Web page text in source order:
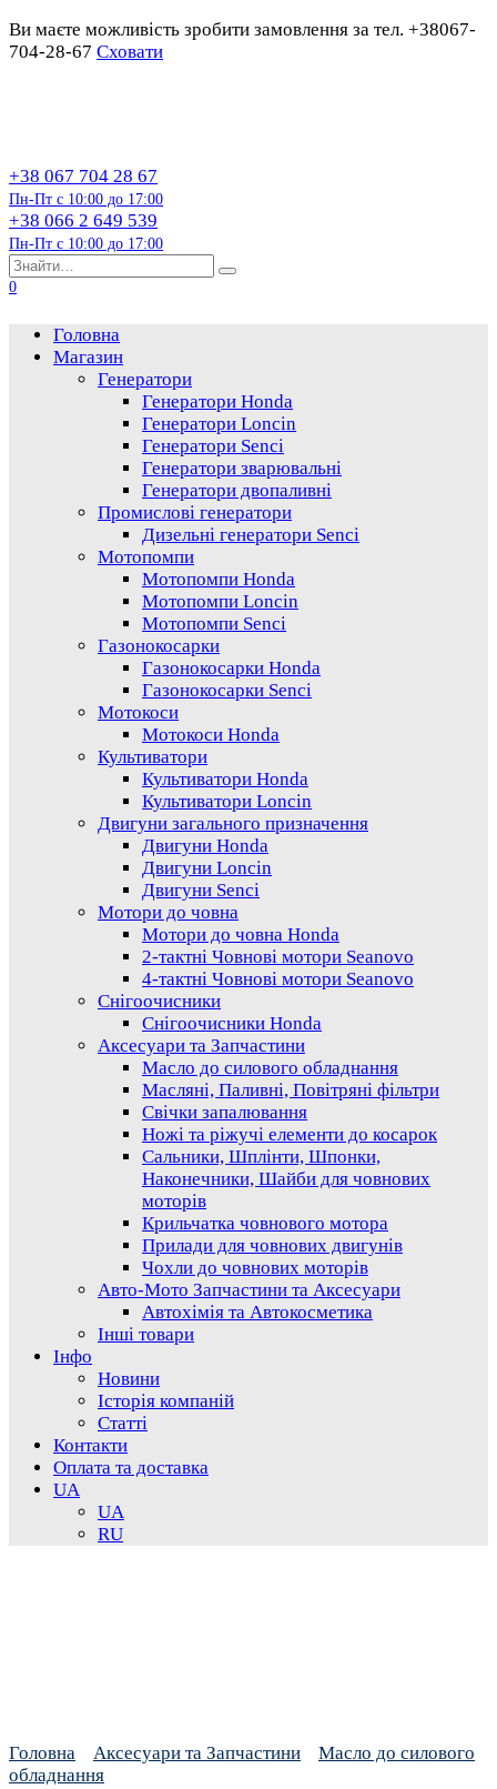
Ви маєте можливість зробити замовлення за тел. +38067-
704-28-67 Сховати
+38 067 704 28 67
Пн-Пт с 10:00 до 17:00
+38 066 2 649 539
Пн-Пт с 10:00 до 17:00
Пошук…
0
Головна
Магазин
Генератори
Генератори Honda
Генератори Loncin
Генератори Senci
Генератори зварювальні
Генератори двопаливні
Промислові генератори
Дизельні генератори Senci
Мотопомпи
Мотопомпи Honda
Мотопомпи Loncin
Мотопомпи Senci
Газонокосарки
Газонокосарки Honda
Газонокосарки Senci
Мотокоси
Мотокоси Honda
Культиватори
Культиватори Honda
Культиватори Loncin
Двигуни загального призначення
Двигуни Honda
Двигуни Loncin
Двигуни Senci
Мотори до човна
Мотори до човна Honda
2-тактні Човнові мотори Seanovo
4-тактні Човнові мотори Seanovo
Снігоочисники
Снігоочисники Honda
Аксесуари та Запчастини
Масло до силового обладнання
Масляні, Паливні, Повітряні фільтри
Свічки запалювання
Ножі та ріжучі елементи до косарок
Сальники, Шплінти, Шпонки,
Наконечники, Шайби для човнових
моторів
Крильчатка човнового мотора
Прилади для човнових двигунів
Чохли до човнових моторів
Авто-Мото Запчастини та Аксесуари
Автохімія та Автокосметика
Інші товари
Інфо
Новини
Історія компаній
Статті
Контакти
Оплата та доставка
UA
UA
RU
Головна Аксесуари та Запчастини
Масло до силового
обладнання